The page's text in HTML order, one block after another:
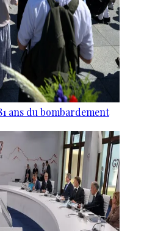
ans du bombardement